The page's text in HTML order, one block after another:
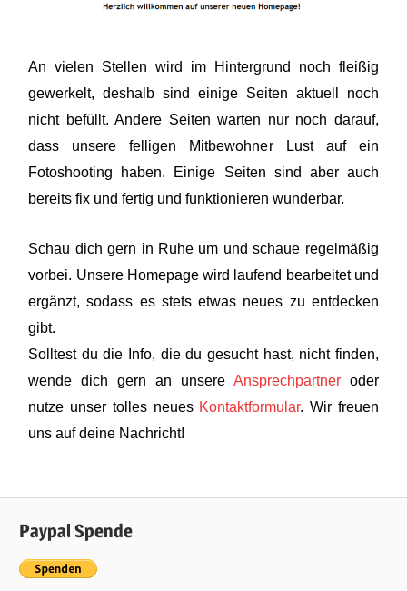
An vielen Stellen wird im Hintergrund noch fleißig
gewerkelt, deshalb sind einige Seiten aktuell noch
nicht befüllt. Andere Seiten warten nur noch darauf,
dass unsere felligen Mitbewohner Lust auf ein
Fotoshooting haben. Einige Seiten sind aber auch
bereits fix und fertig und funktionieren wunderbar.
Schau dich gern in Ruhe um und schaue regelmäßig
vorbei. Unsere Homepage wird laufend bearbeitet und
ergänzt, sodass es stets etwas neues zu entdecken
gibt.
Solltest du die Info, die du gesucht hast, nicht finden,
wende dich gern an unsere Ansprechpartner oder
nutze unser tolles neues Kontaktformular. Wir freuen
uns auf deine Nachricht!
Paypal Spende